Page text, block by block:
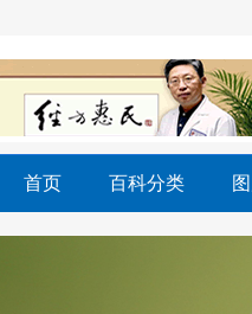
首页 百科分类